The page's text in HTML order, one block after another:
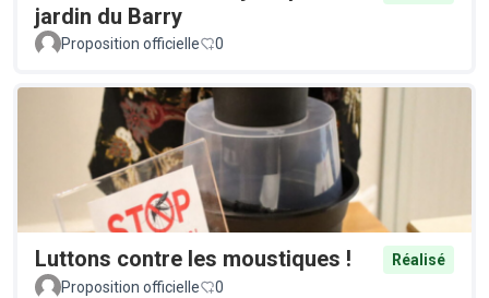
jardin du Barry
Proposition officielle 0
Luttons contre les moustiques !
Réalisé
Proposition officielle
0